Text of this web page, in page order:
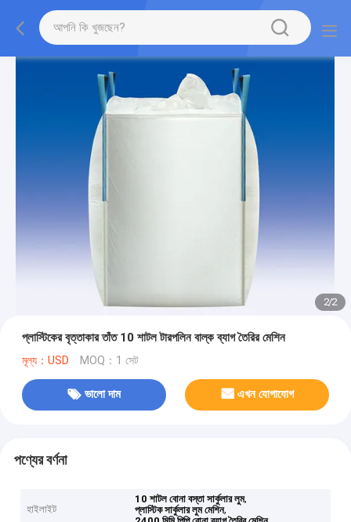
2/2
প্লাস্টিকের বৃত্তাকার তাঁত 10 শাটল টারপলিন বাল্ক ব্যাগ তৈরির মেশিন
মূল্য：USD MOQ：1 সেট
ভালো দাম এখন যোগাযোগ
পণ্যের বর্ণনা
হাইলাইট
10 শাটল বোনা বস্তা সার্কুলার লুম,
প্লাস্টিক সার্কুলার লুম মেশিন,